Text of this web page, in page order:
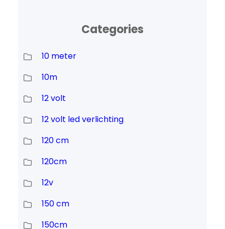
Categories
10 meter
10m
12 volt
12 volt led verlichting
120 cm
120cm
12v
150 cm
150cm